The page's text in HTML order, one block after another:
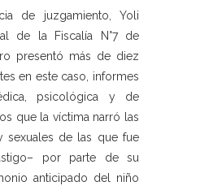
de juzgamiento, Yoli
de la Fiscalía N°7 de
presentó más de diez
en este caso, informes
psicológica y de
que la víctima narró las
sexuales de las que fue
por parte de su
anticipado del niño